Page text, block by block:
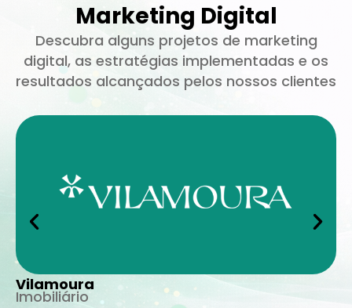
Marketing Digital
Descubra alguns projetos de marketing
digital, as estratégias implementadas e os
resultados alcançados pelos nossos clientes
Vilamoura
Imobiliário